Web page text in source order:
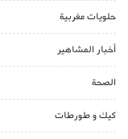
حلويات مغربية
أخبار المشاهير
الصحة
كيك و طورطات